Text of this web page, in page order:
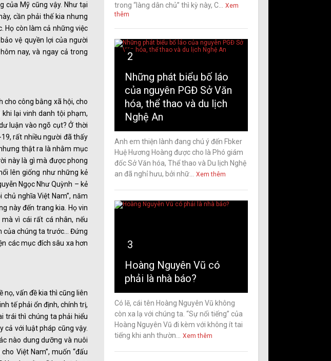
của Mỹ cũng vậy. Như tại
cần phải thế kia nhưng
Họ còn làm cả những việc
vệ quyền lợi của người
nay, và ngay cả trong
cho công bằng xã hội, cho
lại vinh danh tội phạm,
luận vào ngõ cụt? Ở thời
rất nhiều người đã thấy
thật ra là nhằm mục
này là gì mà được phong
lên giống như những kẻ
Ngọc Như Quỳnh – kẻ
nghĩa Việt Nam”, năm
này đến trang kia. Họ vin
vì cái rất cá nhân, nếu
của chúng ta trước… Đứng
các mục đích sâu xa hơn
vấn đề kia thì cũng liên
tế phải ổn định, chính trị,
trái thì chúng ta phải hiểu
cả với luật pháp cũng vậy.
nào dung dưỡng và nuôi
Việt Nam”, muốn “đấu
trong “làng dân chủ” thì kỳ này, C...
Xem
thêm
2
Những phát biểu bố láo
của nguyên PGĐ Sở Văn
hóa, thể thao và du lịch
Nghệ An
Anh em thiện lành đang chú ý đến Fbker
Huệ Hương Hoàng được cho là Phó giám
đốc Sở Văn hóa, Thể thao và Du lịch Nghệ
an đã nghỉ hưu, bởi nhữ...
Xem thêm
3
Hoàng Nguyên Vũ có
phải là nhà báo?
Có lẽ, cái tên Hoàng Nguyên Vũ không
còn xa lạ với chúng ta. “Sự nổi tiếng” của
Hoàng Nguyên Vũ đi kèm với không ít tai
tiếng khi anh thườn...
Xem thêm